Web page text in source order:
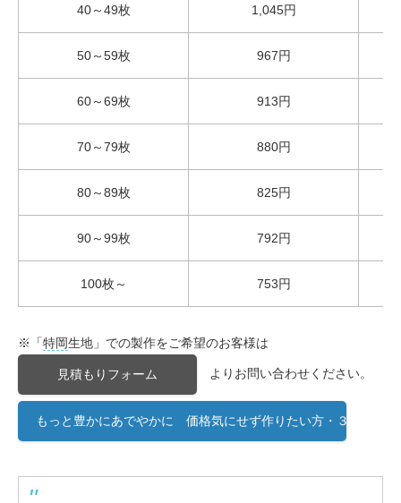
40～49枚 1,045円
50～59枚 967円
60～69枚 913円
70～79枚 880円
80～89枚 825円
90～99枚 792円
100枚～ 753円
※「特岡生地」での製作をご希望のお客様は
見積もりフォーム よりお問い合わせください。
もっと豊かにあでやかに 価格気にせず作りたい方・３枚以下